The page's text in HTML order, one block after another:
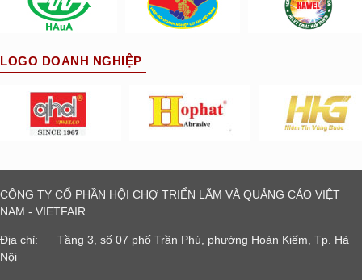
LOGO DOANH NGHIỆP
CÔNG TY CỔ PHẦN HỘI CHỢ TRIỂN LÃM VÀ QUẢNG CÁO VIỆT
NAM - VIETFAIR
Địa chỉ: Tầng 3, số 07 phố Trần Phú, phường Hoàn Kiếm, Tp. Hà
Nội